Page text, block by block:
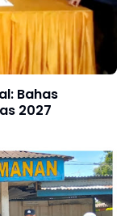
Bahas
2027